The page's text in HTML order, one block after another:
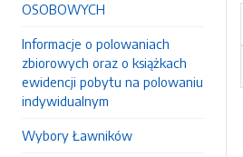
OSOBOWYCH
Informacje o polowaniach
zbiorowych oraz o książkach
ewidencji pobytu na polowaniu
indywidualnym
Wybory Ławników